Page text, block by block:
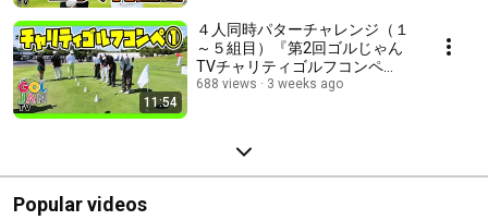
11:54
４人同時パターチャレンジ（１
～５組目）『第2回ゴルじゃん
TVチャリティゴルフコンペ
supported by 勇志国際高等学
688 views 3 weeks ago
Popular videos